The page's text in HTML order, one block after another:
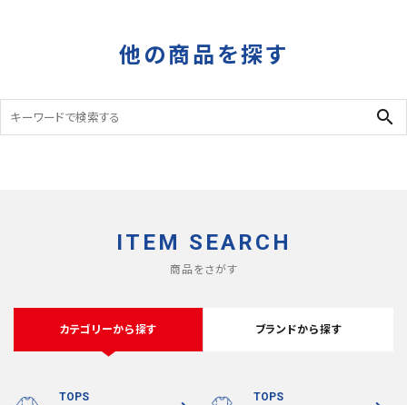
他の商品を探す
search
ITEM SEARCH
商品をさがす
カテゴリーから探す ブランドから探す
TOPS TOPS